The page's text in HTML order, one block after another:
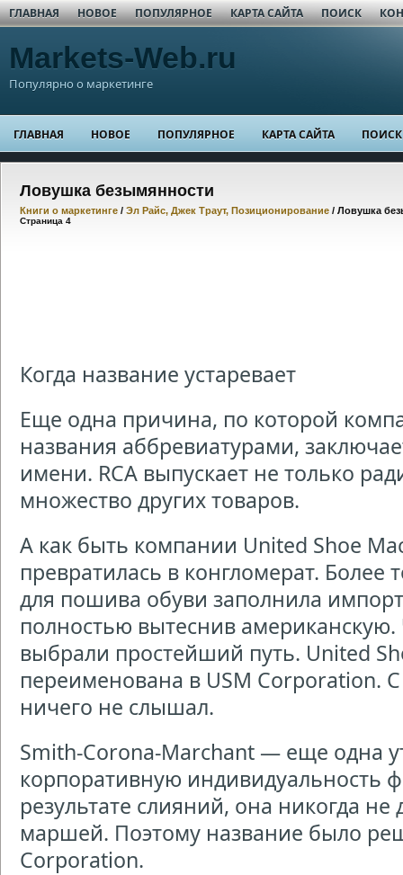
ГЛАВНАЯ НОВОЕ ПОПУЛЯРНОЕ КАРТА САЙТА ПОИСК
Markets-Web.ru
Популярно о маркетинге
ГЛАВНАЯ НОВОЕ ПОПУЛЯРНОЕ КАРТА САЙТА ПОИСК
Ловушка безымянности
Книги о маркетинге / Эл Райс, Джек Траут, Позиционирование / Ловушка
Страница 4
Когда название устаревает
Еще одна причина, по которой
названия аббревиатурами,
имени. RCA выпускает не только
множество других товаров.
А как быть компании United Shoe
превратилась в конгломерат. Более
для пошива обуви заполнила
полностью вытеснив американскую.
выбрали простейший путь. United
переименована в USM Corporation.
ничего не слышал.
Smith-Corona-Marchant — еще одна
корпоративную индивидуальность
результате слияний, она никогда
маршей. Поэтому название было
Corporation.